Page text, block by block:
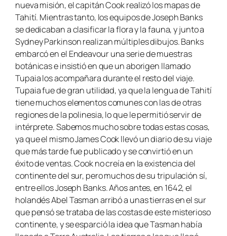
nueva misión, el capitán Cook realizó los mapas de
Tahití. Mientras tanto, los equipos de Joseph Banks
se dedicaban a clasificar la flora y la fauna, y junto a
Sydney Parkinson realizan múltiples dibujos. Banks
embarcó en el Endeavouruna serie de muestras
botánicas e insistió en que un aborigen llamado
Tupaia los acompañara durante el resto del viaje.
Tupaia fue de gran utilidad, ya que la lengua de Tahití
tiene muchos elementos comunes con las de otras
regiones de la polinesia, lo que le permitió servir de
intérprete. Sabemos mucho sobre todas estas cosas,
ya que el mismo James Cook llevó un diario de su viaje
que más tarde fue publicado y se convirtió en un
éxito de ventas. Cook no creía en la existencia del
continente del sur, pero muchos de su tripulación sí,
entre ellos Joseph Banks. Años antes, en 1642, el
holandés Abel Tasman arribó a unas tierras en el sur
que pensó se trataba de las costas de este misterioso
continente, y se esparció la idea que Tasman había